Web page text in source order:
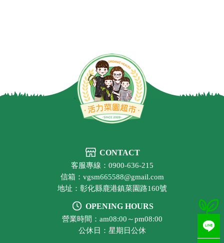
CONTACT
客服專線：0900-636-215
信箱：vgsm665588@gmail.com
地址：彰化縣鹿港鎮菜園路160號
OPENING HOURS
營業時間：am08:00～pm08:00
公休日：星期日公休